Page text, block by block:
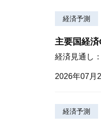
経済予測
主要国経
経済見通し
2026年07月
経済予測